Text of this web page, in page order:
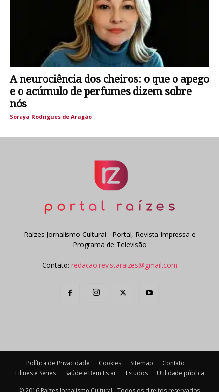
A neurociência dos cheiros: o que o apego
e o acúmulo de perfumes dizem sobre
nós
Soraya Rodrigues de Aragão
Raízes Jornalismo Cultural - Portal, Revista Impressa e
Programa de Televisão
Contato: redacao.revistaraizes@gmail.com
Política de Privacidade Cookies Sitemap
Contato
Filmes e Séries
Saúde e Bem Estar Estudos Utilidade pública
© 2016 Raízes Jornalismo Cultural - Todos os direitos reservados